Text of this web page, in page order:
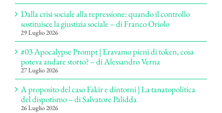
Dalla crisi sociale alla repressione: quando il controllo
sostituisce la giustizia sociale – di Franco Oriolo
29 Luglio 2026
#03 Apocalypse Prompt | Eravamo pieni di token, cosa
poteva andare storto? – di Alessandro Verna
27 Luglio 2026
A proposito del caso Fakir e dintorni | La tanatopolitica
del dispotismo – di Salvatore Palidda
26 Luglio 2026